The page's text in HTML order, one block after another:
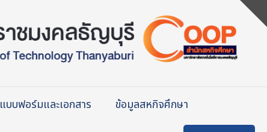
แบบฟอร์มและเอกสาร ข้อมูลสหกิจศึกษา